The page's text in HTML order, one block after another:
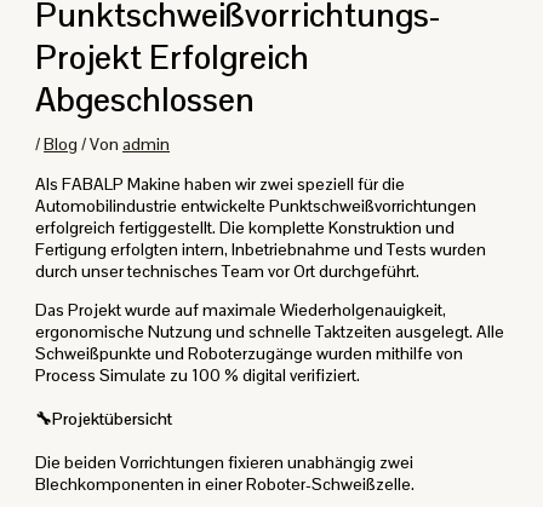
Punktschweißvorrichtungs-
Projekt Erfolgreich
Abgeschlossen
/Blog / Vonadmin
Als FABALP Makine haben wir zwei speziell für die
Automobilindustrie entwickelte Punktschweißvorrichtungen
erfolgreich fertiggestellt. Die komplette Konstruktion und
Fertigung erfolgten intern, Inbetriebnahme und Tests wurden
durch unser technisches Team vor Ort durchgeführt.
Das Projekt wurde auf maximale Wiederholgenauigkeit,
ergonomische Nutzung und schnelle Taktzeiten ausgelegt. Alle
Schweißpunkte und Roboterzugänge wurden mithilfe von
Process Simulate zu 100 % digital verifiziert.
🔧Projektübersicht
Die beiden Vorrichtungen fixieren unabhängig zwei
Blechkomponenten in einer Roboter-Schweißzelle.